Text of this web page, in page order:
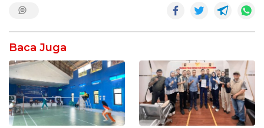
Baca Juga